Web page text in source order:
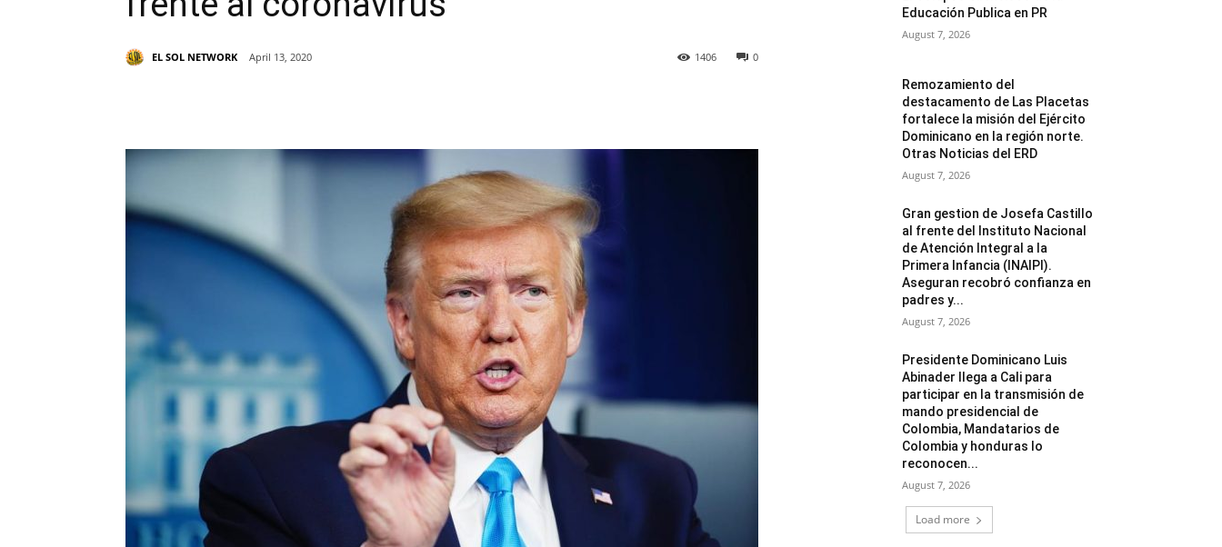
EL SOL NETWORK April 13, 2020 0
1406
Educación Publica en PR
August 7, 2026
Remozamiento del
destacamento de Las Placetas
fortalece la misión del Ejército
Dominicano en la región norte.
Otras Noticias del ERD
August 7, 2026
Gran gestion de Josefa Castillo
al frente del Instituto Nacional
de Atención Integral a la
Primera Infancia (INAIPI).
Aseguran recobró confianza en
padres y...
August 7, 2026
Presidente Dominicano Luis
Abinader llega a Cali para
participar en la transmisión de
mando presidencial de
Colombia, Mandatarios de
Colombia y honduras lo
reconocen...
August 7, 2026
Load more